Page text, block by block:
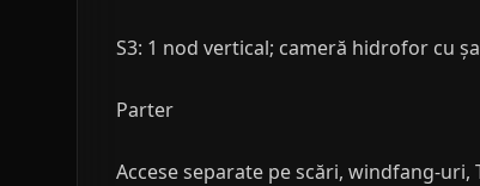
S3: 1 nod vertical; cameră hidrofor cu
Parter
Accese separate pe scări, windfang-uri,